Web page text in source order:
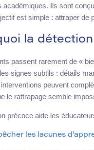
académiques. Ils sont
est simple : attraper
la
passent rarement de «
signes subtils : détails
peuvent
le rattrapage semble
précoce aide les
les lacunes